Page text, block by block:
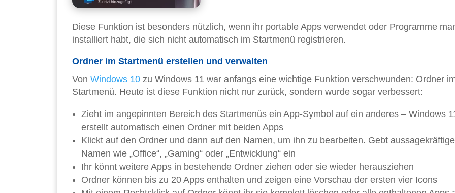
Diese Funktion ist besonders nützlich, wenn ihr portable Apps verwendet oder Programme
installiert habt, die sich nicht automatisch im Startmenü registrieren.
Ordner im Startmenü erstellen und verwalten
Von Windows 10 zu Windows 11 war anfangs eine wichtige Funktion verschwunden: Ordner
Startmenü. Heute ist diese Funktion nicht nur zurück, sondern wurde sogar verbessert:
Zieht im angepinnten Bereich des Startmenüs ein App-Symbol auf ein anderes – Windows
erstellt automatisch einen Ordner mit beiden Apps
Klickt auf den Ordner und dann auf den Namen, um ihn zu bearbeiten. Gebt aussagekräftige
Namen wie „Office“, „Gaming“ oder „Entwicklung“ ein
Ihr könnt weitere Apps in bestehende Ordner ziehen oder sie wieder herausziehen
Ordner können bis zu 20 Apps enthalten und zeigen eine Vorschau der ersten vier Icons